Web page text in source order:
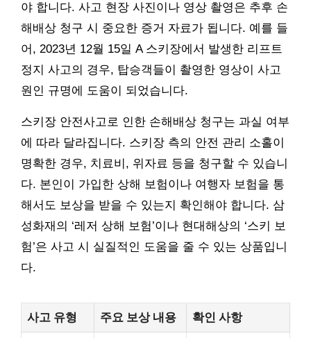
야 합니다. 사고 현장 사진이나 영상 촬영은 추후 손
해배상 청구 시 중요한 증거 자료가 됩니다. 예를 들
어, 2023년 12월 15일 A 스키장에서 발생한 리프트
정지 사고의 경우, 탑승객들이 촬영한 영상이 사고
원인 규명에 도움이 되었습니다.
스키장 안전사고로 인한 손해배상 청구는 과실 여부
에 따라 달라집니다. 스키장 측의 안전 관리 소홀이
명확한 경우, 치료비, 위자료 등을 청구할 수 있습니
다. 본인이 가입한 상해 보험이나 여행자 보험을 통
해서도 보상을 받을 수 있는지 확인해야 합니다. 삼
성화재의 ‘레저 상해 보험’이나 현대해상의 ‘스키 보
험’은 사고 시 실질적인 도움을 줄 수 있는 상품입니
다.
사고 유형 주요 보상 내용 확인 사항